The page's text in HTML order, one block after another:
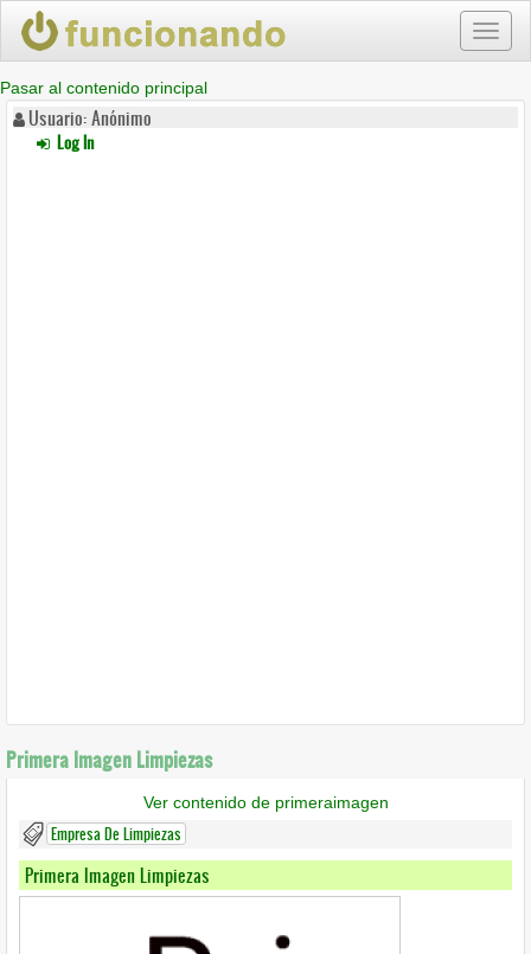
Pasar al contenido principal
Usuario: Anónimo
Log In
Primera Imagen Limpiezas
Ver contenido de primeraimagen
Empresa De Limpiezas
Primera Imagen Limpiezas